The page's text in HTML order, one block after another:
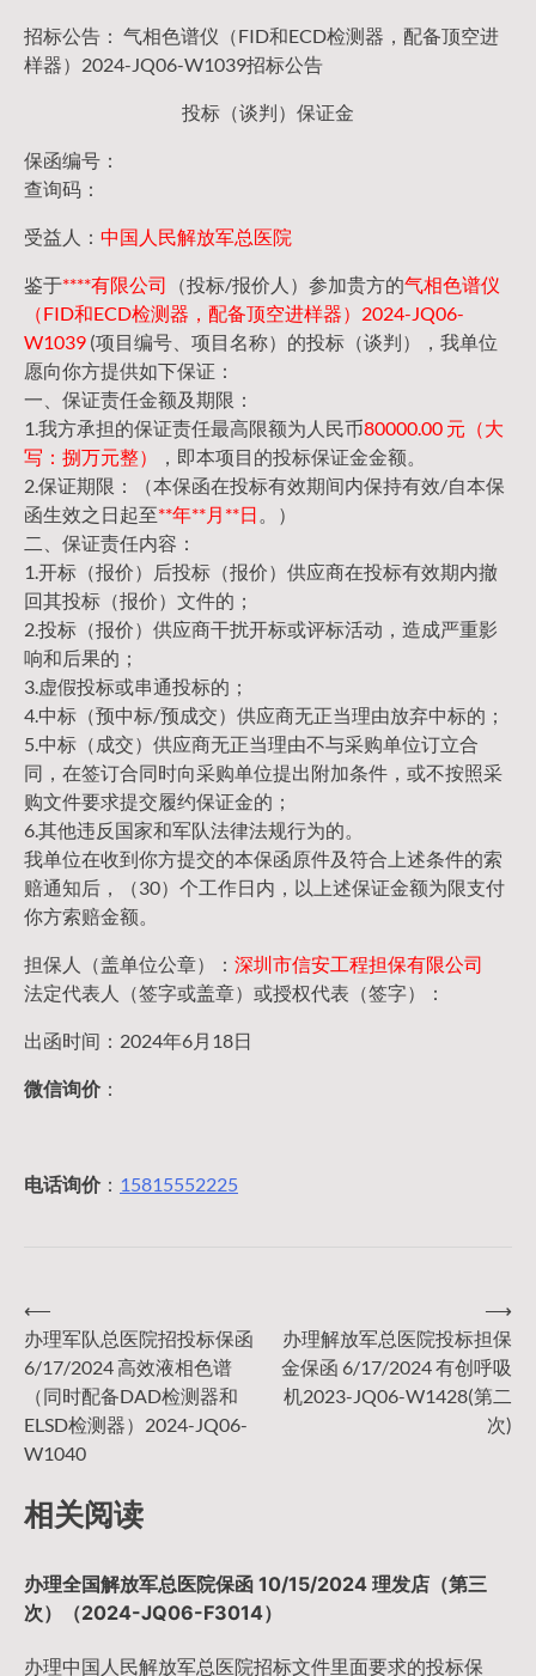
招标公告： 气相色谱仪（FID和ECD检测器，配备顶空进
样器）2024-JQ06-W1039招标公告
投标（谈判）保证金
保函编号：
查询码：
受益人： 中国人民解放军总医院
鉴于****有限公司 （投标/报价人）参加贵方的气相色谱仪
（FID和ECD检测器，配备顶空进样器）2024-JQ06-
W1039 (项目编号、项目名称）的投标（谈判），我单位
愿向你方提供如下保证：
一、保证责任金额及期限：
1.我方承担的保证责任最高限额为人民币80000.00 元（大
写：捌万元整）
，即本项目的投标保证金金额。
2.保证期限：（本保函在投标有效期间内保持有效/自本保
函生效之日起至**年**月**日 。）
二、保证责任内容：
1.开标（报价）后投标（报价）供应商在投标有效期内撤
回其投标（报价）文件的；
2.投标（报价）供应商干扰开标或评标活动，造成严重影
响和后果的；
3.虚假投标或串通投标的；
4.中标（预中标/预成交）供应商无正当理由放弃中标的；
5.中标（成交）供应商无正当理由不与采购单位订立合
同，在签订合同时向采购单位提出附加条件，或不按照采
购文件要求提交履约保证金的；
6.其他违反国家和军队法律法规行为的。
我单位在收到你方提交的本保函原件及符合上述条件的索
赔通知后，（30）个工作日内，以上述保证金额为限支付
你方索赔金额。
担保人（盖单位公章）： 深圳市信安工程担保有限公司
法定代表人（签字或盖章）或授权代表（签字）：
出函时间：2024年6月18日
微信询价：
电话询价： 15815552225
文
章
导
航
⟵
办理军队总医院招投标保函
6/17/2024 高效液相色谱
（同时配备DAD检测器和
ELSD检测器）2024-JQ06-
W1040
办理解放军总医院投标担保
金保函 6/17/2024 有创呼吸
机2023-JQ06-W1428(第二
次)
⟶
相关阅读
办理全国解放军总医院保函 10/15/2024 理发店（第三
次）（2024-JQ06-F3014）
办理中国人民解放军总医院招标文件里面要求的投标保